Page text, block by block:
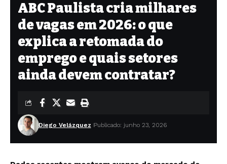
ABC Paulista cria milhares
de vagas em 2026: o que
explica a retomada do
emprego e quais setores
ainda devem contratar?
Diego Velázquez Publicado: junho 23, 2026